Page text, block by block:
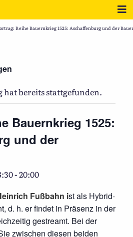
Reihe Bauernkrieg 1525: Aschaffenburg und der
hat bereits stattgefunden.
Bauernkrieg 1525:
und der
-20:00
Fußbahn ist als Hybrid-
d. h. er findet in Präsenz in der
gestreamt. Bei der
zwischen diesen beiden